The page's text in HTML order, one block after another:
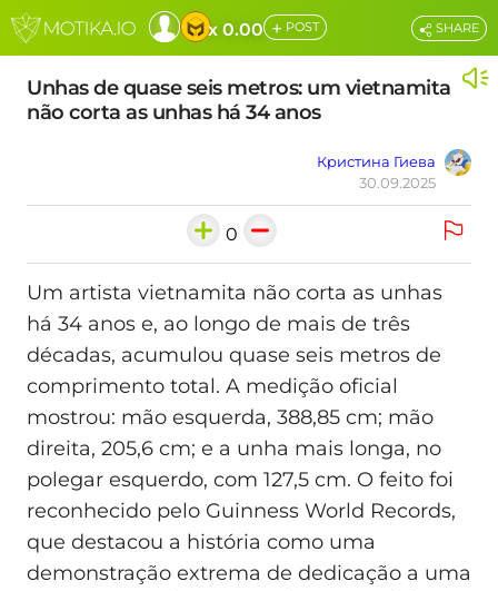
x 0.00 + POST
Unhas de quase seis metros: um vietnamita
não corta as unhas há 34 anos
Кристина Гиева
30.09.2025
SHARE
0
Um artista vietnamita não corta as unhas
há 34 anos e, ao longo de mais de três
décadas, acumulou quase seis metros de
comprimento total. A medição oficial
mostrou: mão esquerda, 388,85 cm; mão
direita, 205,6 cm; e a unha mais longa, no
polegar esquerdo, com 127,5 cm. O feito foi
reconhecido pelo Guinness World Records,
que destacou a história como uma
demonstração extrema de dedicação a uma